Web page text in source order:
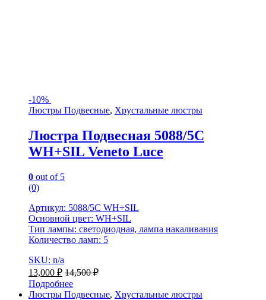
-10%
Люстры Подвесные, Хрустальные люстры
Люстра Подвесная 5088/5C
WH+SIL Veneto Luce
0 out of 5
(0)
Артикул: 5088/5C WH+SIL
Основной цвет: WH+SIL
Тип лампы: светодиодная, лампа накаливания
Количество ламп: 5
SKU: n/a
13,000 ₽ 14,500₽
Подробнее
Люстры Подвесные, Хрустальные люстры